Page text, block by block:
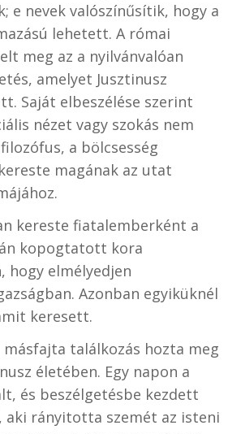
e nevek valószínűsítik, hogy a
lehetett. A római
meg az a nyilvánvalóan
amelyet Jusztinusz
Saját elbeszélése szerint
nézet vagy szokás nem
a bölcsesség
magának az utat
kereste fiatalemberként a
kopogtatott kora
hogy elmélyedjen
Azonban egyiküknél
keresett.
másfajta találkozás hozta meg
életében. Egy napon a
és beszélgetésbe kezdett
aki rányitotta szemét az isteni